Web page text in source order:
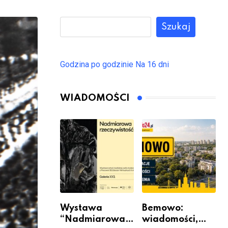
Szukaj
Godzina po godzinie Na 16 dni
WIADOMOŚCI
Wystawa
“Nadmiarowa
Bemowo:
wiadomości,